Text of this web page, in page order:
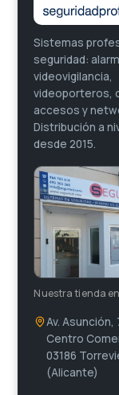
Sistemas
seguridad:
videovigilancia,
videoporteros,
accesos y
Distribución a
desde 2015.
Nuestra tienda
Av. Asunción,
Centro
03186
(Alicante)